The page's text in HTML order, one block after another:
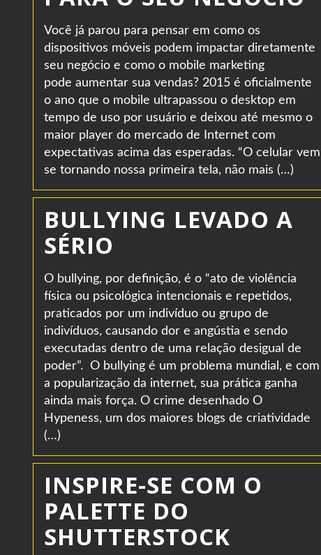
Você já parou para pensar em como os
dispositivos móveis podem impactar diretamente
seu negócio e como o mobile marketing
pode aumentar sua vendas? 2015 é oficialmente
o ano que o mobile ultrapassou o desktop em
tempo de uso por usuário e deixou até mesmo o
maior player do mercado de Internet com
expectativas acima das esperadas. “O celular vem
se tornando nossa primeira tela, não mais (…)
BULLYING LEVADO A
SÉRIO
O bullying, por definição, é o “ato de violência
física ou psicológica intencionais e repetidos,
praticados por um indivíduo ou grupo de
indivíduos, causando dor e angústia e sendo
executadas dentro de uma relação desigual de
poder”. O bullying é um problema mundial, e com
a popularização da internet, sua prática ganha
ainda mais força. O crime desenhado O
Hypeness, um dos maiores blogs de criatividade
(…)
INSPIRE-SE COM O
PALETTE DO
SHUTTERSTOCK